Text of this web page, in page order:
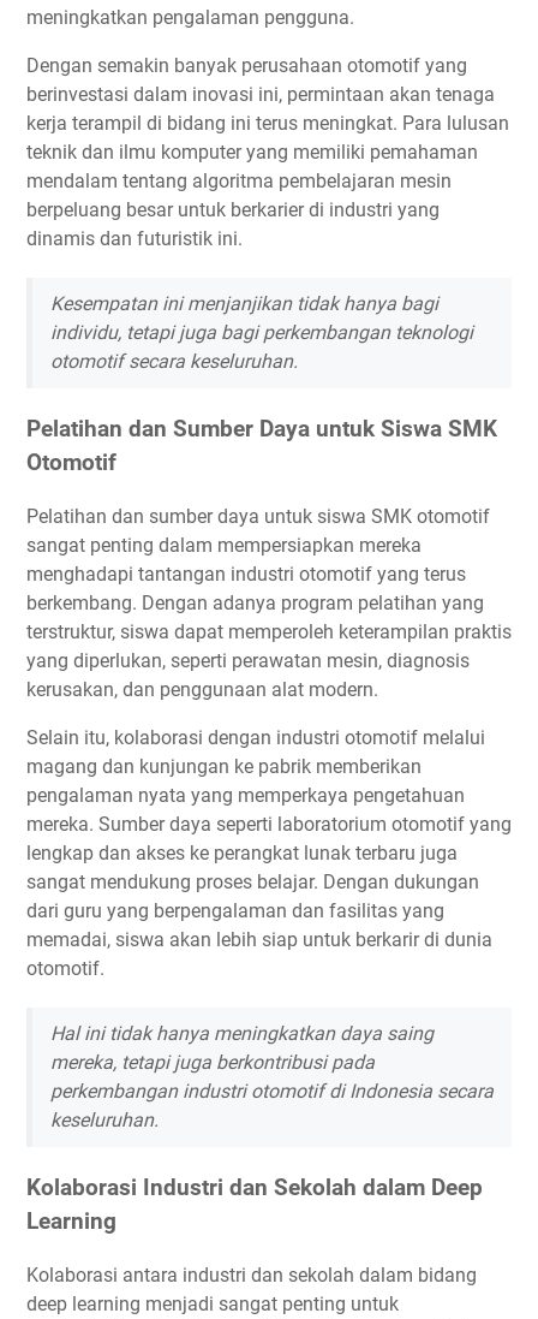
meningkatkan pengalaman pengguna.
Dengan semakin banyak perusahaan otomotif yang
berinvestasi dalam inovasi ini, permintaan akan tenaga
kerja terampil di bidang ini terus meningkat. Para lulusan
teknik dan ilmu komputer yang memiliki pemahaman
mendalam tentang algoritma pembelajaran mesin
berpeluang besar untuk berkarier di industri yang
dinamis dan futuristik ini.
Kesempatan ini menjanjikan tidak hanya bagi
individu, tetapi juga bagi perkembangan teknologi
otomotif secara keseluruhan.
Pelatihan dan Sumber Daya untuk Siswa SMK
Otomotif
Pelatihan dan sumber daya untuk siswa SMK otomotif
sangat penting dalam mempersiapkan mereka
menghadapi tantangan industri otomotif yang terus
berkembang. Dengan adanya program pelatihan yang
terstruktur, siswa dapat memperoleh keterampilan praktis
yang diperlukan, seperti perawatan mesin, diagnosis
kerusakan, dan penggunaan alat modern.
Selain itu, kolaborasi dengan industri otomotif melalui
magang dan kunjungan ke pabrik memberikan
pengalaman nyata yang memperkaya pengetahuan
mereka. Sumber daya seperti laboratorium otomotif yang
lengkap dan akses ke perangkat lunak terbaru juga
sangat mendukung proses belajar. Dengan dukungan
dari guru yang berpengalaman dan fasilitas yang
memadai, siswa akan lebih siap untuk berkarir di dunia
otomotif.
Hal ini tidak hanya meningkatkan daya saing
mereka, tetapi juga berkontribusi pada
perkembangan industri otomotif di Indonesia secara
keseluruhan.
Kolaborasi Industri dan Sekolah dalam Deep
Learning
Kolaborasi antara industri dan sekolah dalam bidang
deep learning menjadi sangat penting untuk